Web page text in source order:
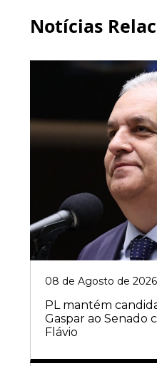
Notícias
08 de Agosto de 2026
PL mantém
Gaspar ao Senado
Flávio